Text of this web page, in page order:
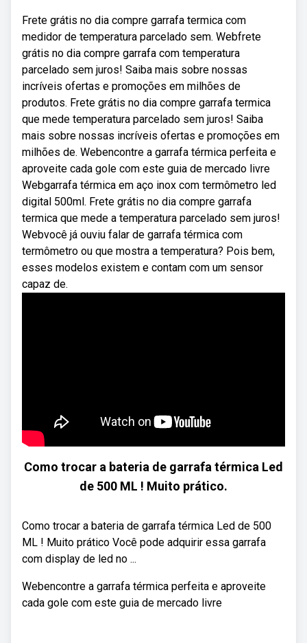
Frete grátis no dia compre garrafa termica com
medidor de temperatura parcelado sem. Webfrete
grátis no dia compre garrafa com temperatura
parcelado sem juros! Saiba mais sobre nossas
incríveis ofertas e promoções em milhões de
produtos. Frete grátis no dia compre garrafa termica
que mede temperatura parcelado sem juros! Saiba
mais sobre nossas incríveis ofertas e promoções em
milhões de. Webencontre a garrafa térmica perfeita e
aproveite cada gole com este guia de mercado livre
Webgarrafa térmica em aço inox com termômetro led
digital 500ml. Frete grátis no dia compre garrafa
termica que mede a temperatura parcelado sem juros!
Webvocê já ouviu falar de garrafa térmica com
termômetro ou que mostra a temperatura? Pois bem,
esses modelos existem e contam com um sensor
capaz de.
Como trocar a bateria de garrafa térmica Led
de 500 ML ! Muito prático.
Como trocar a bateria de garrafa térmica Led de 500
ML ! Muito prático Você pode adquirir essa garrafa
com display de led no ...
Webencontre a garrafa térmica perfeita e aproveite
cada gole com este guia de mercado livre